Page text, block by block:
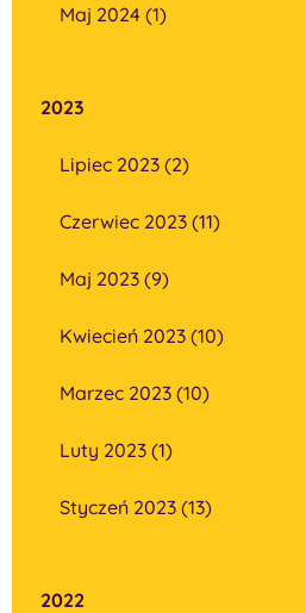
Maj 2024 (1)
2023
Lipiec 2023 (2)
Czerwiec 2023 (11)
Maj 2023 (9)
Kwiecień 2023 (10)
Marzec 2023 (10)
Luty 2023 (1)
Styczeń 2023 (13)
2022